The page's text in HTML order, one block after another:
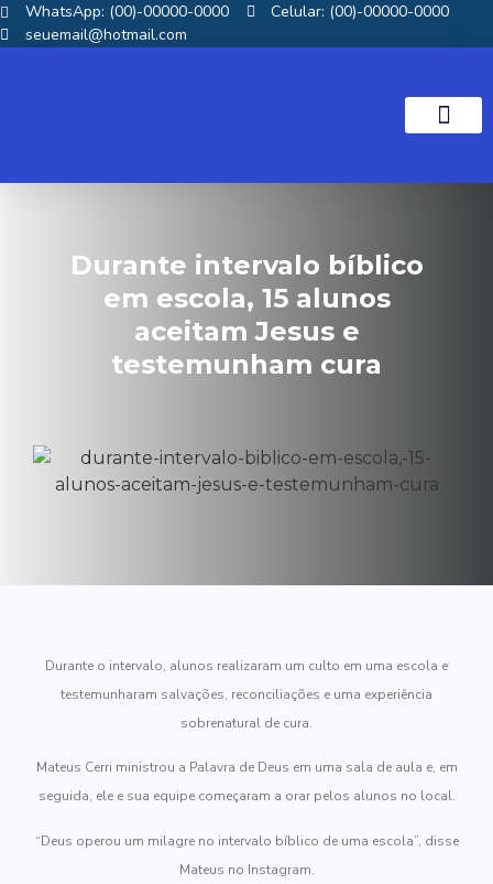
WhatsApp: (00)-00000-0000
Celular: (00)-00000-0000
seuemail@hotmail.com
Durante intervalo bíblico
em escola, 15 alunos
aceitam Jesus e
testemunham cura
Durante o intervalo, alunos realizaram um culto em uma escola e
testemunharam salvações, reconciliações e uma experiência
sobrenatural de cura.
Mateus Cerri ministrou a Palavra de Deus em uma sala de aula e, em
seguida, ele e sua equipe começaram a orar pelos alunos no local.
“Deus operou um milagre no intervalo bíblico de uma escola”, disse
Mateus no Instagram.